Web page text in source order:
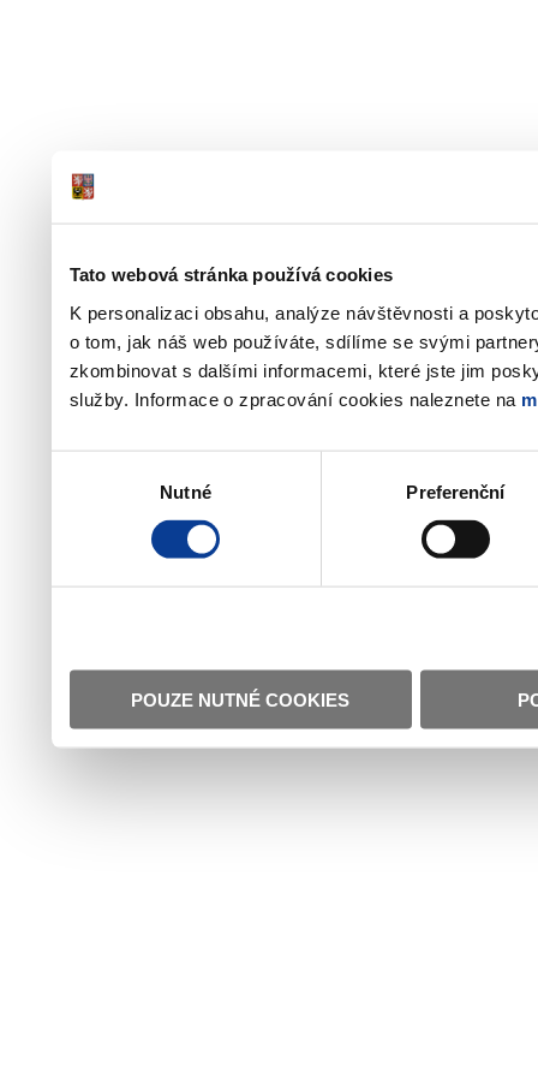
Tato webová stránka používá cookies
K personalizaci obsahu, analýze návštěvnosti a
o tom, jak náš web používáte, sdílíme se svými
zkombinovat s dalšími informacemi, které jste jim
služby. Informace o zpracování cookies naleznete na
Nutné Preferenční
POUZE NUTNÉ COOKIES